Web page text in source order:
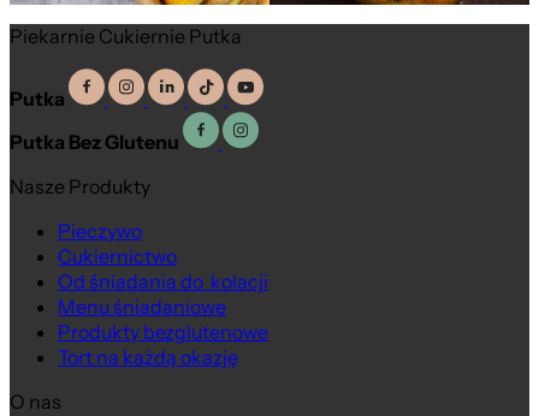
Piekarnie Cukiernie Putka
Putka
Putka Bez Glutenu
Nasze Produkty
Pieczywo
Cukiernictwo
Od śniadania do kolacji
Menu śniadaniowe
Produkty bezglutenowe
Tort na każdą okazję
O nas